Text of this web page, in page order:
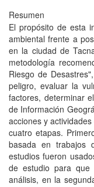
Resumen
El propósito de esta
ambiental frente a
en la ciudad de
metodología
Riesgo de
peligro, evaluar la
factores, determinar
de Información
acciones y
cuatro etapas.
basada en trabajos
estudios fueron
de estudio para que
análisis, en la